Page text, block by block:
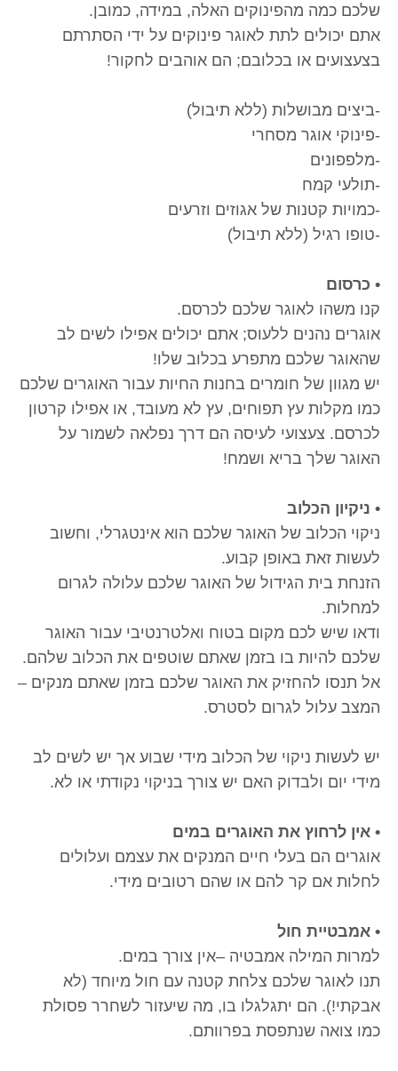
שלכם כמה מהפינוקים האלה, במידה, כמובן.
אתם יכולים לתת לאוגר פינוקים על ידי הסתרתם
בצעצועים או בכלובם; הם אוהבים לחקור!
-ביצים מבושלות (ללא תיבול)
-פינוקי אוגר מסחרי
-מלפפונים
-תולעי קמח
-כמויות קטנות של אגוזים וזרעים
-טופו רגיל (ללא תיבול)
• כרסום
קנו משהו לאוגר שלכם לכרסם.
אוגרים נהנים ללעוס; אתם יכולים אפילו לשים לב
שהאוגר שלכם מתפרע בכלוב שלו!
יש מגוון של חומרים בחנות החיות עבור האוגרים שלכם
כמו מקלות עץ תפוחים, עץ לא מעובד, או אפילו קרטון
לכרסם. צעצועי לעיסה הם דרך נפלאה לשמור על
האוגר שלך בריא ושמח!
• ניקיון הכלוב
ניקוי הכלוב של האוגר שלכם הוא אינטגרלי, וחשוב
לעשות זאת באופן קבוע.
הזנחת בית הגידול של האוגר שלכם עלולה לגרום
למחלות.
ודאו שיש לכם מקום בטוח ואלטרנטיבי עבור האוגר
שלכם להיות בו בזמן שאתם שוטפים את הכלוב שלהם.
אל תנסו להחזיק את האוגר שלכם בזמן שאתם מנקים –
המצב עלול לגרום לסטרס.
יש לעשות ניקוי של הכלוב מידי שבוע אך יש לשים לב
מידי יום ולבדוק האם יש צורך בניקוי נקודתי או לא.
• אין לרחוץ את האוגרים במים
אוגרים הם בעלי חיים המנקים את עצמם ועלולים
לחלות אם קר להם או שהם רטובים מידי.
• אמבטיית חול
למרות המילה אמבטיה –אין צורך במים.
תנו לאוגר שלכם צלחת קטנה עם חול מיוחד (לא
אבקתי!). הם יתגלגלו בו, מה שיעזור לשחרר פסולת
כמו צואה שנתפסת בפרוותם.